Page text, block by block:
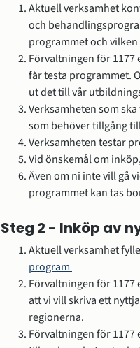
Aktuell verksamhet
och
programmet och
Förvaltningen för
får testa programmet.
ut det till vår
Verksamheten som
som behöver tillgång
Verksamheten testar
Vid önskemål om
Även om ni inte vill gå
programmet kan tas
Steg 2 - Inköp av
Aktuell verksamhet
program
Förvaltningen för
att vi vill skriva ett
regionerna.
Förvaltningen för